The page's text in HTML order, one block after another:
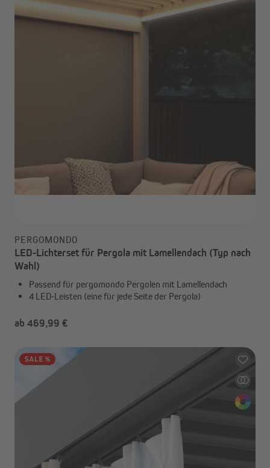
PERGOMONDO
LED-Lichterset für Pergola mit Lamellendach (Typ nach
Wahl)
Passend für pergomondo Pergolen mit Lamellendach
4 LED-Leisten (eine für jede Seite der Pergola)
ab 469,99 €